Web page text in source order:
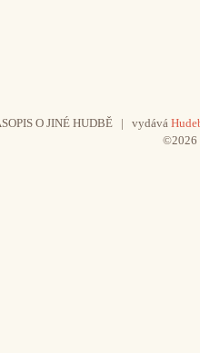
O JINÉ HUDBĚ | vydává
©2026